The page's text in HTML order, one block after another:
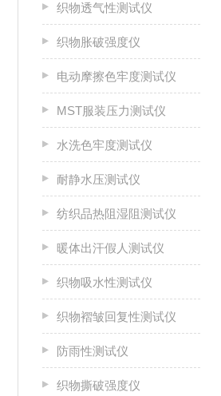
织物透气性测试仪
织物胀破强度仪
电动摩擦色牢度测试仪
MST服装压力测试仪
水洗色牢度测试仪
耐静水压测试仪
纺织品热阻湿阻测试仪
暖体出汗假人测试仪
织物吸水性测试仪
织物褶皱回复性测试仪
防雨性测试仪
织物撕破强度仪